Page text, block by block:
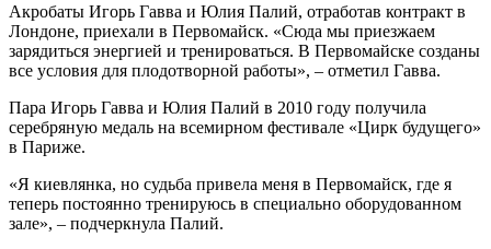
Акробаты Игорь Гавва и Юлия Палий, отработав контракт в
Лондоне, приехали в Первомайск. «Сюда мы приезжаем
зарядиться энергией и тренироваться. В Первомайске созданы
все условия для плодотворной работы», – отметил Гавва.
Пара Игорь Гавва и Юлия Палий в 2010 году получила
серебряную медаль на всемирном фестивале «Цирк будущего»
в Париже.
«Я киевлянка, но судьба привела меня в Первомайск, где я
теперь постоянно тренируюсь в специально оборудованном
зале», – подчеркнула Палий.